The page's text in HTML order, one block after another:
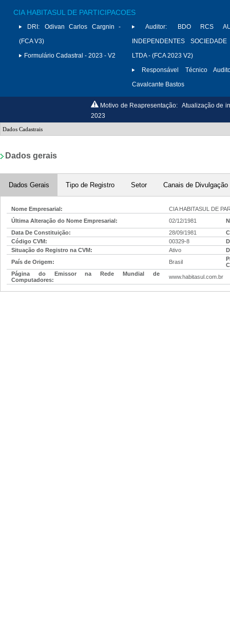
CIA HABITASUL DE PARTICIPACOES
DRI:
Odivan Carlos Cargnin -
(FCA V3)
Formulário Cadastral - 2023 - V2
Auditor:
BDO RCS
INDEPENDENTES
LTDA - (FCA 2023 V2)
Responsável Técnico
Cavalcante Bastos
Motivo de Reapresentação: Atualização de
2023